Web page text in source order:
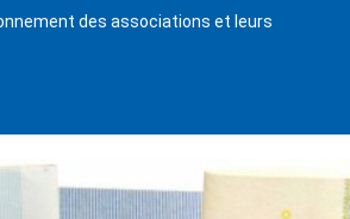
des associations et leurs